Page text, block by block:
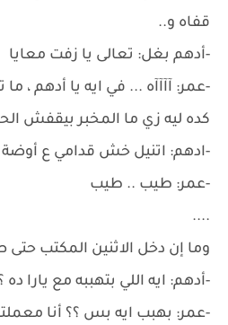
قفاه و..
-أدهم بغل: تعالى يا زفت معايا
-عمر: آآآآه ... في ايه يا أدهم ،
كده ليه زي ما المخبر بيقفش
-ادهم: اتنيل خش قدامي ع أوضة
-عمر: طيب .. طيب
....
وما إن دخل الاثنين المكتب حتى
-أدهم: ايه اللي بتهببه مع يارا ده
-عمر: بهبب ايه بس ؟؟ أنا